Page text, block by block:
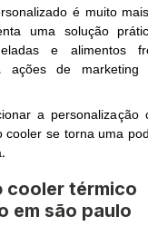
é muito
uma solução
e alimentos
ações de
a
se torna uma
cooler térmico
em são paulo